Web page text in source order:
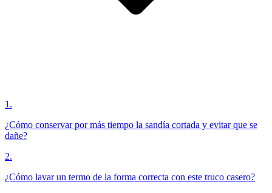
1 .
¿Cómo conservar por más tiempo la sandía cortada y evitar que se
dañe?
2.
¿Cómo lavar un termo de la forma correcta con este truco casero?